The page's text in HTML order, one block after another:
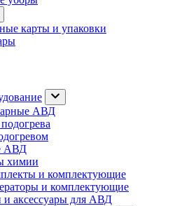
карты и упаковки
АВД
АВД
химии
и комплектующие
и комплектующие
и аксессуары для АВД